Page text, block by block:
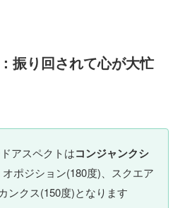
振り回されて心が大忙
アスペクトはコンジャンクシ
、オポジション(180度)、スクエア
ンクス(150度)となります